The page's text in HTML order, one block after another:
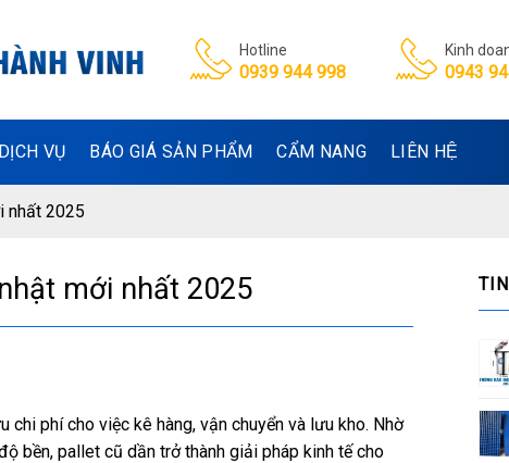
Hotline
0939 944 998
Kinh
0943
DỊCH VỤ BÁO GIÁ SẢN PHẨM CẨM NANG LIÊN HỆ
nhất 2025
mới nhất 2025
phí cho việc kê hàng, vận chuyển và lưu kho. Nhờ
bền, pallet cũ dần trở thành giải pháp kinh tế cho